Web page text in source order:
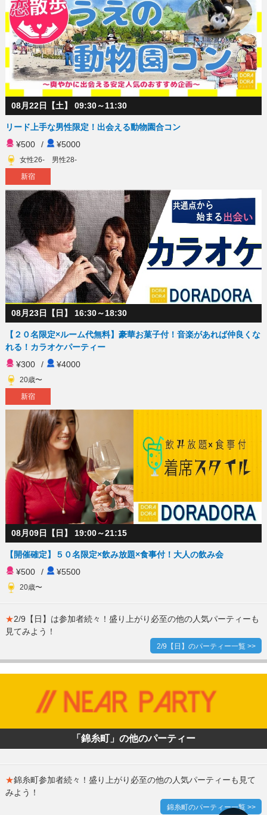
08月22日【土】 09:30～11:30
リード上手な男性限定！出会える動物園合コン
¥500
/ ¥5000
女性26- 男性28-
新宿
08月23日【日】 16:30～18:30
【２０名限定×ルーム代無料】豪華お菓子付！音楽があれば仲良くな
れる！カラオケパーティー
¥300
/ ¥4000
20歳〜
新宿
08月09日【日】 19:00～21:15
【開催確定】５０名限定×飲み放題×食事付！大人の飲み会
¥500
/ ¥5500
20歳〜
★2/9【日】は参加者続々！盛り上がり必至の他の人気パーティーも
見てみよう！
2/9【日】のパーティー一覧 >>
「錦糸町」の他のパーティー
★錦糸町参加者続々！盛り上がり必至の他の人気パーティーも見て
みよう！
錦糸町のパーティー一覧 >>